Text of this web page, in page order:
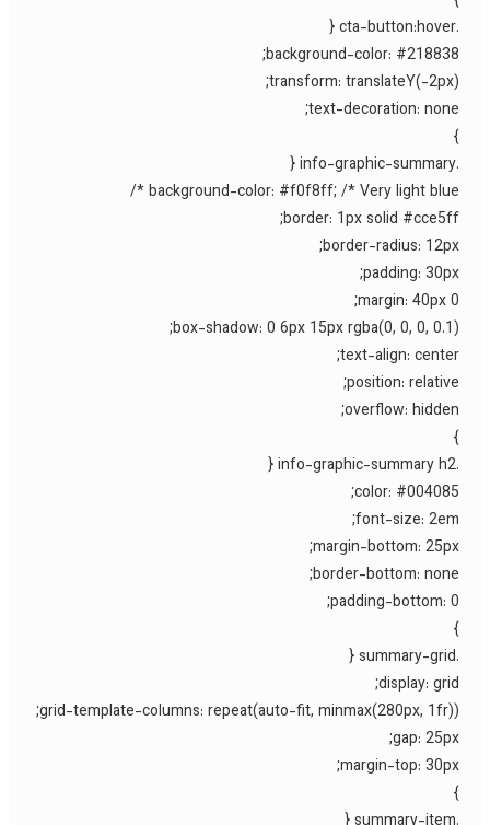
background-color:
transform: translateY(-
text-decoration:
background-color: #f0f8ff; /* Very light blue
border: 1px solid
border-radius:
padding:
margin: 40px
box-shadow: 0 6px 15px rgba(0, 0, 0,
text-align:
position:
overflow:
color:
font-size:
margin-bottom:
border-bottom:
padding-bottom:
display:
grid-template-columns: repeat(auto-fit, minmax(280px,
gap:
margin-top: